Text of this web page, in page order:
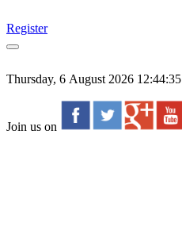
Register
Thursday, 6 August 2026 12:44:35
Join us on